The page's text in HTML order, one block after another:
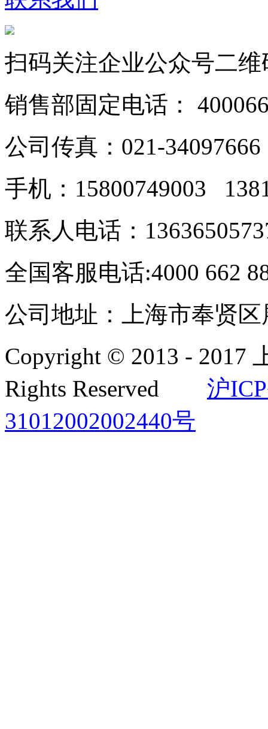
扫码关注企业公众号二维
销售部固定电话：
公司传真：021-34097666
手机：15800749003
联系人电话：
全国客服电话:4000 662
公司地址：上海市奉贤区
Copyright © 2013 - 2017
Rights Reserved 沪
31012002002440号